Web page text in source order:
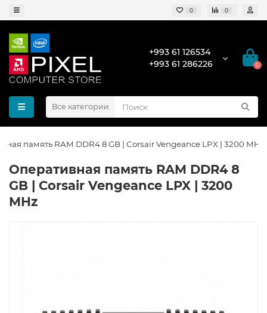
0 0
+993 61 126534
+993 61 286226
0
Все категории
память RAM DDR4 8 GB | Corsair Vengeance LPX | 3200 MHz
Оперативная память RAM DDR4 8
GB | Corsair Vengeance LPX | 3200
MHz